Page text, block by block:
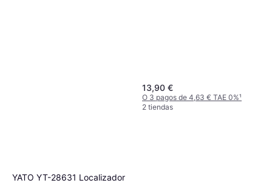
13,90 €
O 3 pagos de 4,63 € TAE 0%¹
2 tiendas
YATO YT-28631 Localizador